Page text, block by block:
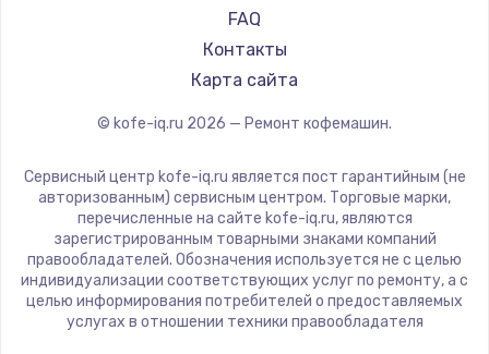
Nivona
Astoria
JVC
ROCKET MOZZAFIATO
Vivitek
Thomson
Hisense
DELTA
Tefal
FAQ
Контакты
Карта сайта
© kofe-iq.ru 2026 — Ремонт кофемашин.
Сервисный центр kofe-iq.ru является пост гарантийным (не
авторизованным) сервисным центром. Торговые марки,
перечисленные на сайте kofe-iq.ru, являются
зарегистрированным товарными знаками компаний
правообладателей. Обозначения используется не с целью
индивидуализации соответствующих услуг по ремонту, а с
целью информирования потребителей о предоставляемых
услугах в отношении техники правообладателя